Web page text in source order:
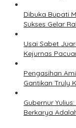
Dibuka Bupati
Sukses Gelar
Usai Sabet
Kejurnas
Pengasihan
Gantikan Truly
Gubernur
Berkarya